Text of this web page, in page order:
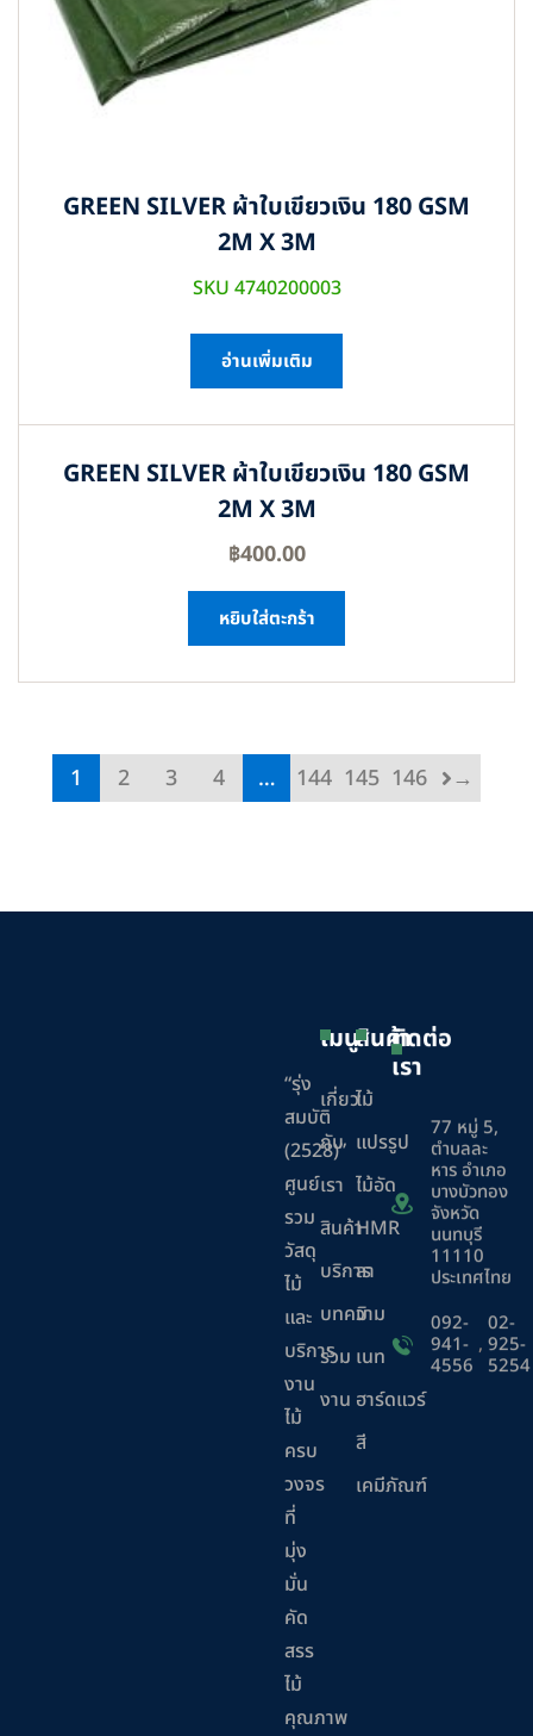
GREEN SILVER ผ้าใบเขียวเงิน 180 GSM
2M X 3M
SKU 4740200003
อ่านเพิ่มเติม
GREEN SILVER ผ้าใบเขียวเงิน 180 GSM
2M X 3M
฿400.00
หยิบใส่ตะกร้า
1 2 3 4 … 144 145 146 →
“รุ่ง
สมบัติ
(2528)”
ศูนย์
รวม
วัสดุ
ไม้
และ
บริการ
งาน
ไม้
ครบ
วงจร
ที่
มุ่ง
มั่น
คัด
สรร
ไม้
คุณภาพ
เมนู
เกี่ยว
กับ
เรา
สินค้า
บริการ
บทความ
ร่วม
งาน
สินค้า
ไม้
แปรรูป
ไม้อัด
HMR
ลา
มิ
เนท
ฮาร์ดแวร์
สี
เคมีภัณฑ์
ติดต่อ
เรา
77 หมู่ 5,
ตำบลละ
หาร อำเภอ
บางบัวทอง
จังหวัด
นนทบุรี
11110
ประเทศไทย
092-
941-
4556
,
02-
925-
5254